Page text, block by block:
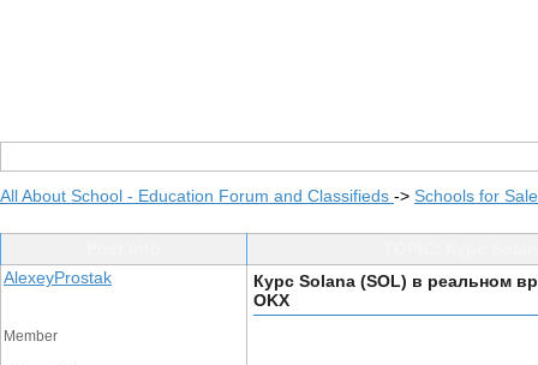
All About School - Education Forum and Classifieds -> Schools for Sale
AlexeyProstak
Member
Курс Solana (SOL) в реальном
OKX